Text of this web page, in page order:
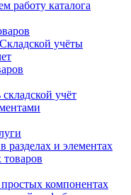
работу каталога
учёты
учёт
разделах и элементах
компонентах